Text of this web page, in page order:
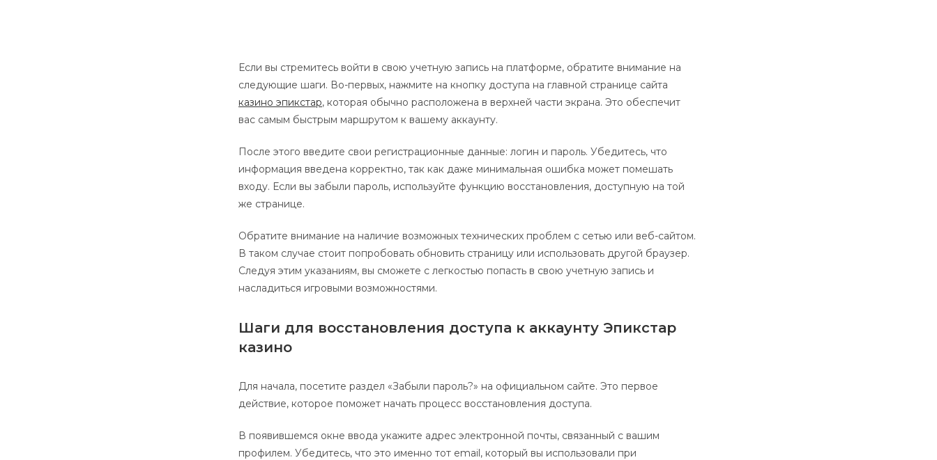
Если вы стремитесь войти в свою учетную запись на платформе, обратите внимание на
следующие шаги. Во-первых, нажмите на кнопку доступа на главной странице сайта
казино эпикстар, которая обычно расположена в верхней части экрана. Это обеспечит
вас самым быстрым маршрутом к вашему аккаунту.
После этого введите свои регистрационные данные: логин и пароль. Убедитесь, что
информация введена корректно, так как даже минимальная ошибка может помешать
входу. Если вы забыли пароль, используйте функцию восстановления, доступную на той
же странице.
Обратите внимание на наличие возможных технических проблем с сетью или веб-сайтом.
В таком случае стоит попробовать обновить страницу или использовать другой браузер.
Следуя этим указаниям, вы сможете с легкостью попасть в свою учетную запись и
насладиться игровыми возможностями.
Шаги для восстановления доступа к аккаунту Эпикстар
казино
Для начала, посетите раздел «Забыли пароль?» на официальном сайте. Это первое
действие, которое поможет начать процесс восстановления доступа.
В появившемся окне ввода укажите адрес электронной почты, связанный с вашим
профилем. Убедитесь, что это именно тот email, который вы использовали при